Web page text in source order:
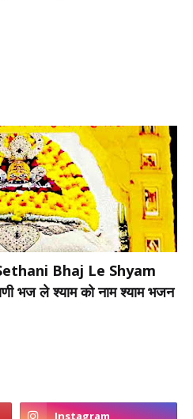
Bhaj Le Shyam
ले श्याम को नाम श्याम भजन